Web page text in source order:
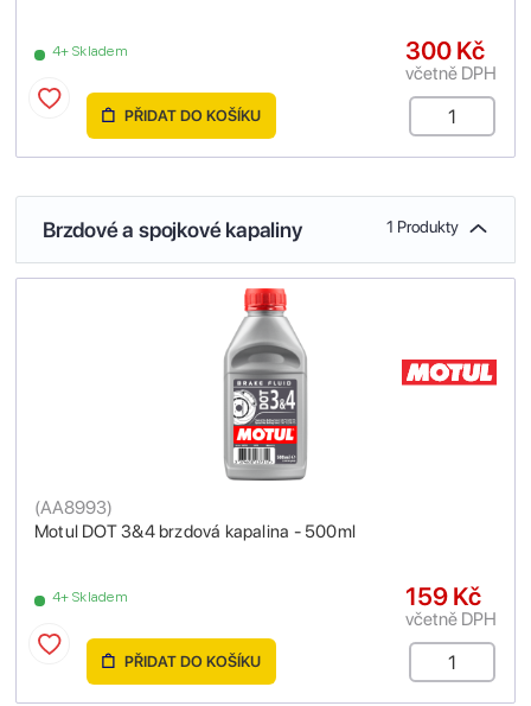
4+ Skladem 300 Kč
včetně DPH
PŘIDAT DO KOŠÍKU
Brzdové a spojkové kapaliny 1 Produkty
Motul DOT 3&4 brzdová kapalina - 500ml
(AA8993)
4+ Skladem 159 Kč
včetně DPH
PŘIDAT DO KOŠÍKU